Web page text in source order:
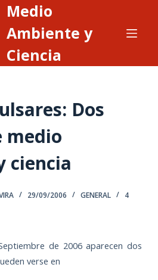
Medio
Ambiente y
Ciencia
Dos
medio
ciencia
29/09/2006 GENERAL
4
de 2006 aparecen dos
verse en